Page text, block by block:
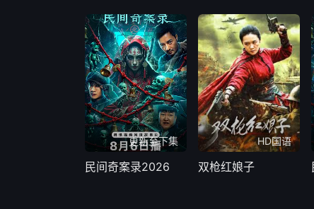
更新至下集
民间奇案录2026
HD国语
双枪红娘子